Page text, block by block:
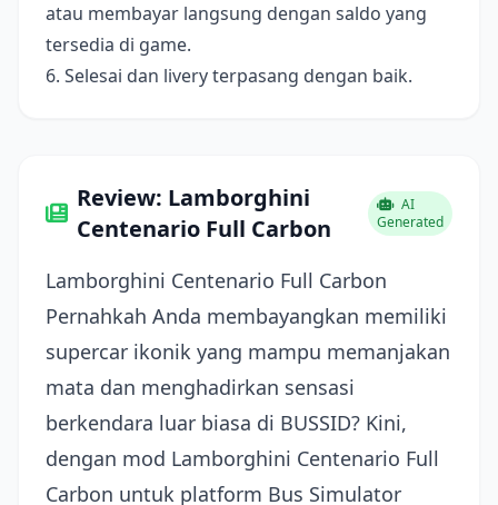
atau membayar langsung dengan saldo yang
tersedia di game.
6. Selesai dan livery terpasang dengan baik.
Review: Lamborghini
Centenario Full Carbon
AI
Generated
Lamborghini Centenario Full Carbon
Pernahkah Anda membayangkan memiliki
supercar ikonik yang mampu memanjakan
mata dan menghadirkan sensasi
berkendara luar biasa di BUSSID? Kini,
dengan mod Lamborghini Centenario Full
Carbon untuk platform Bus Simulator